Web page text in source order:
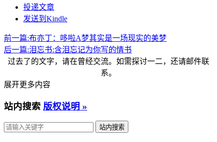
投递文章
发送到Kindle
前一篇:布亦丁：哆啦A梦其实是一场现实的美梦
后一篇:泪忘书:含泪忘记为你写的情书
过去了的文字，请在曾经交流。如需探讨一二，还请邮件联
系。
展开更多内容
站内搜索 版权说明 »